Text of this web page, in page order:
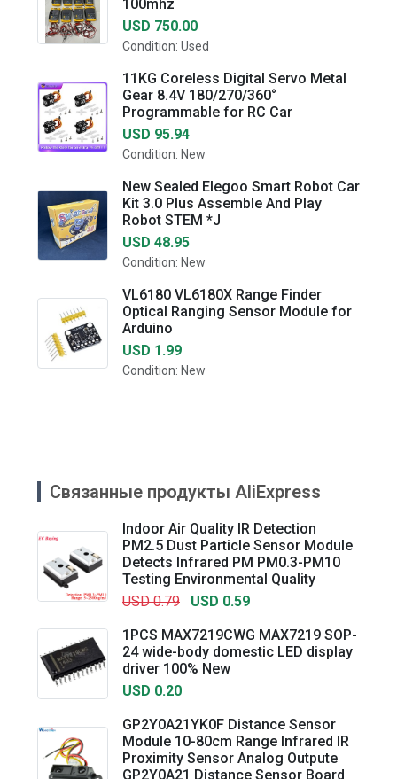
100mhz
USD 750.00
Condition: Used
11KG Coreless Digital Servo Metal
Gear 8.4V 180/270/360°
Programmable for RC Car
USD 95.94
Condition: New
New Sealed Elegoo Smart Robot Car
Kit 3.0 Plus Assemble And Play
Robot STEM *J
USD 48.95
Condition: New
VL6180 VL6180X Range Finder
Optical Ranging Sensor Module for
Arduino
USD 1.99
Condition: New
Связанные продукты AliExpress
Indoor Air Quality IR Detection
PM2.5 Dust Particle Sensor Module
Detects Infrared PM PM0.3-PM10
Testing Environmental Quality
USD 0.79
USD 0.59
1PCS MAX7219CWG MAX7219 SOP-
24 wide-body domestic LED display
driver 100% New
USD 0.20
GP2Y0A21YK0F Distance Sensor
Module 10-80cm Range Infrared IR
Proximity Sensor Analog Outpute
GP2Y0A21 Distance Sensor Board